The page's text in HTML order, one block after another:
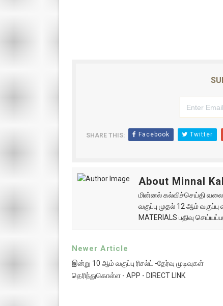
SHARE THIS: Facebook Twitter
About Minnal
மின்னல் கல்விச்செய்தி
வகுப்பு முதல் 12 ஆம்
MATERIALS பதிவு
Newer Article
இன்று 10 ஆம் வகுப்பு ரிசல்ட் -தேர்வு முடிவுகள்
தெரிந்துகொள்ள - APP - DIRECT LINK